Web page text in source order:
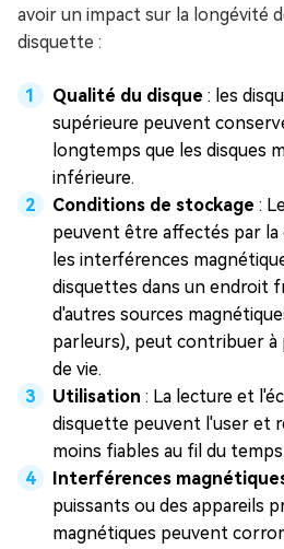
avoir un impact sur la longévité
disquette :
Qualité du disque : les
supérieure peuvent
longtemps que les disques
inférieure.
Conditions de stockage :
peuvent être affectés par la
les interférences
disquettes dans un endroit
d'autres sources
parleurs), peut contribuer
de vie.
Utilisation : La lecture et
disquette peuvent l'user et
moins fiables au fil du temps.
Interférences
puissants ou des appareils
magnétiques peuvent